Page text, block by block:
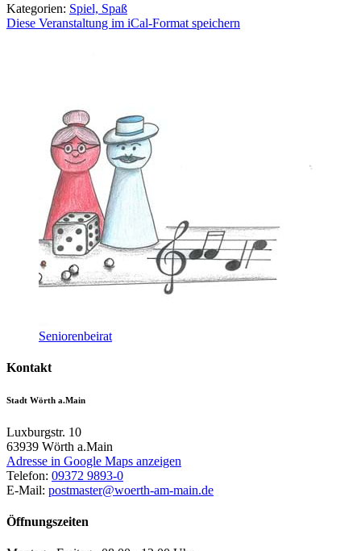
Kategorien: Spiel, Spaß
Diese Veranstaltung im iCal-Format speichern
Seniorenbeirat
Kontakt
Stadt Wörth a.Main
Luxburgstr. 10
63939 Wörth a.Main
Adresse in Google Maps anzeigen
Telefon: 09372 9893-0
E-Mail: postmaster@woerth-am-main.de
Öffnungszeiten